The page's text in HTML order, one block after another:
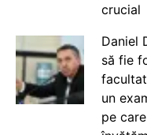
crucial
Daniel
să fie
un
pe